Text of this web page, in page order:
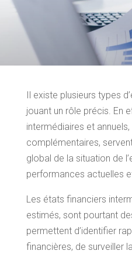
Il existe plusieurs types
jouant un rôle précis. En
intermédiaires et annuels,
complémentaires,
global de la situation de
performances actuelles
Les états financiers
estimés, sont pourtant
permettent d’identifier
financières, de surveiller